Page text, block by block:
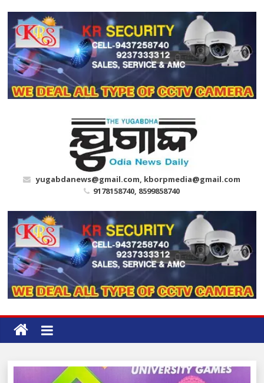
content
yugabdanews@gmail.com, kborpmedia@gmail.com
9178158740, 8599858740